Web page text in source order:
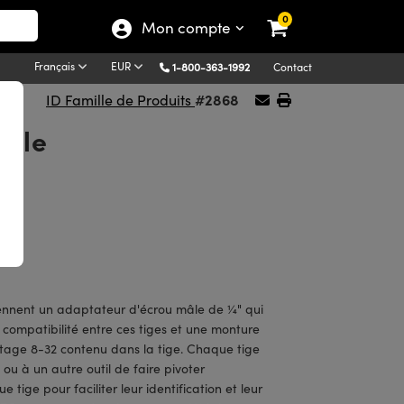
Mon compte 0
Français EUR 1-800-363-1992 Contact
ID Famille de Produits #2868
un adaptateur d'écrou mâle de ¼" qui
entre ces tiges et une monture
8-32 contenu dans la tige. Chaque tige
à un autre outil de faire pivoter
tige pour faciliter leur identification et leur